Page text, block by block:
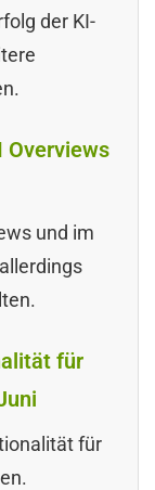
der KI-
Overviews
und im
für
für